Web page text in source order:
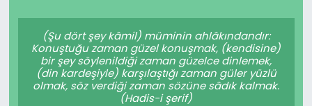
(Şu dört şey kâmil) müminin ahlâkındandır:
Konuştuğu zaman güzel konuşmak, (kendisine)
bir şey söylenildiği zaman güzelce dinlemek,
(din kardeşiyle) karşılaştığı zaman güler yüzlü
olmak, söz verdiği zaman sözüne sâdık kalmak.
(Hadis-i şerif)
Teknoloji
Resmi İlanlar
Yaşam
Künye